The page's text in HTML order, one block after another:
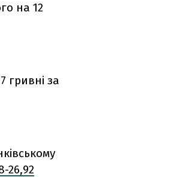
на 12
гривні за
26,92